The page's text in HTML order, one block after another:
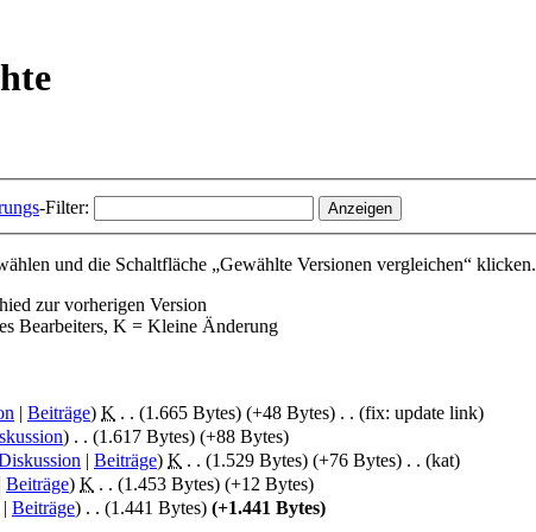
-Filter:
und die Schaltfläche „Gewählte Versionen vergleichen“ klicken.
zur vorherigen Version
Bearbeiters, K = Kleine Änderung
Beiträge) K . . (1.665 Bytes) (+48 Bytes) . . (fix: update link)
) . . (1.617 Bytes) (+88 Bytes)
Beiträge) K . . (1.529 Bytes) (+76 Bytes) . . (kat)
Beiträge) K . . (1.453 Bytes) (+12 Bytes)
Beiträge) . . (1.441 Bytes) (+1.441 Bytes)